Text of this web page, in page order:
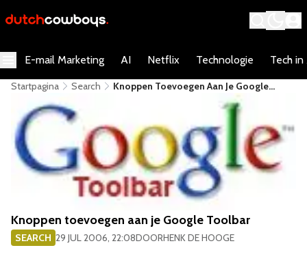
E-mail Marketing AI Netflix Technologie Tech in
Startpagina Search
Knoppen Toevoegen Aan Je Google
Knoppen toevoegen aan je Google Toolbar
SEARCH 29 JUL 2006, 22:08DOORHENK DE HOOGE